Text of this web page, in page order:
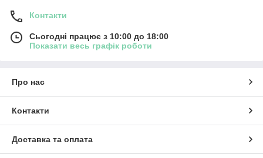
Контакти
Сьогодні працює з 10:00 до 18:00
Показати весь графік роботи
Про нас
Контакти
Доставка та оплата